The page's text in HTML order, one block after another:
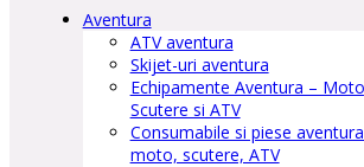
Aventura
ATV aventura
Skijet-uri aventura
Echipamente Aventura –
Scutere si ATV
Consumabile si piese
moto, scutere, ATV